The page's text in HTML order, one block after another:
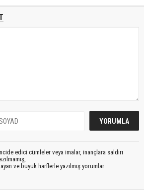
edici cümleler veya imalar, inançlara saldırı
ve büyük harflerle yazılmış yorumlar